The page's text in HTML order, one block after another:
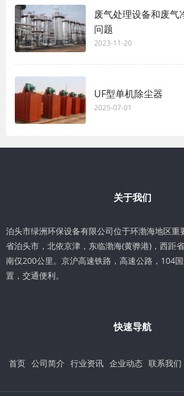
废气处理设备和废气
问题
2023-11-20
UF型单机除尘器
2025-07-01
关于我们
泊头市绿洲环保设备有限公司位于环渤海地区重
省泊头市，北依京津，东临渤海(黄骅港)，西距
南仅200公里。京沪高速铁路，高速公路，104
置，交通便利。
快速导航
首页 公司简介 行业资讯 企业动态 联系我们